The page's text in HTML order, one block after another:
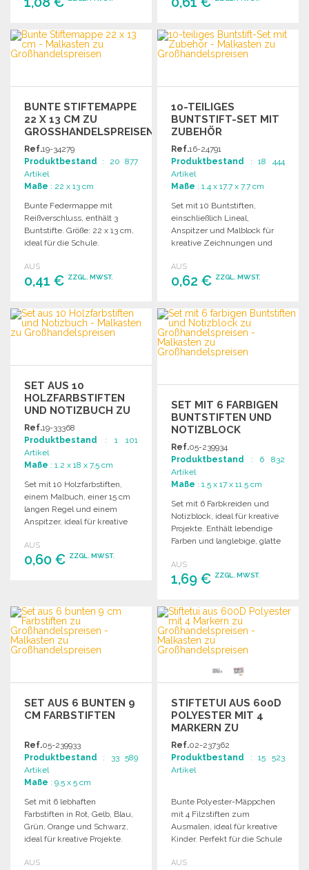
BESTELLEN
Angebot anfordern
BESTELLEN
Angebot anfordern
BUNTE STIFTEMAPPE
22 X 13 CM ZU
GROSSHANDELSPREISEN
Ref.19-34279
Produktbestand : 20 877
Artikel
Maße : 22 x 13 cm
Bunte Federmappe mit
Reißverschluss, enthält 3
Buntstifte. Größe: 22 x 13 cm,
ideal für die Schule.
AUS
0,41 € ZZGL. MWST.
BESTELLEN
Angebot anfordern
10-TEILIGES
BUNTSTIFT-SET MIT
ZUBEHÖR
Ref.16-24791
Produktbestand : 18 444
Artikel
Maße : 1.4 x 17.7 x 7.7 cm
Set mit 10 Buntstiften,
einschließlich Lineal,
Anspitzer und Malblock für
kreative Zeichnungen und
AUS
0,62 € ZZGL. MWST.
BESTELLEN
Angebot anfordern
SET AUS 10
HOLZFARBSTIFTEN
UND NOTIZBUCH ZU
GROSSHANDELSPREISEN
Ref.19-33368
Produktbestand : 1 101
Artikel
Maße : 1.2 x 18 x 7.5 cm
Set mit 10 Holzfarbstiften,
einem Malbuch, einer 15 cm
langen Regel und einem
Anspitzer, ideal für kreative
AUS
0,60 € ZZGL. MWST.
Angebot anfordern
SET MIT 6 FARBIGEN
BUNTSTIFTEN UND
NOTIZBLOCK
Ref.05-239934
Produktbestand : 6 832
Artikel
Maße : 1.5 x 17 x 11.5 cm
Set mit 6 Farbkreiden und
Notizblock, ideal für kreative
Projekte. Enthält lebendige
Farben und langlebige, glatte
enthalten.
AUS
1,69 € ZZGL. MWST.
BESTELLEN
Angebot anfordern
SET AUS 6 BUNTEN 9
CM FARBSTIFTEN
Ref.05-239933
Produktbestand : 33 589
Artikel
Maße : 9.5 x 5 cm
Set mit 6 lebhaften
Farbstiften in Rot, Gelb, Blau,
Grün, Orange und Schwarz,
ideal für kreative Projekte.
AUS
STIFTETUI AUS 600D
POLYESTER MIT 4
MARKERN ZU
GROSSHANDELSPREISEN
Ref.02-237362
Produktbestand : 15 523
Artikel
Bunte Polyester-Mäppchen
mit 4 Filzstiften zum
Ausmalen, ideal für kreative
Kinder. Perfekt für die Schule
AUS